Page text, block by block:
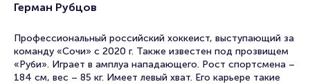
Герман Рубцов
Профессиональный российский хоккеист, выступающий за
команду «Сочи» с 2020 г. Также известен под прозвищем
«Руби». Играет в амплуа нападающего. Рост спортсмена –
184 см, вес – 85 кг. Имеет левый хват. Его карьере такие